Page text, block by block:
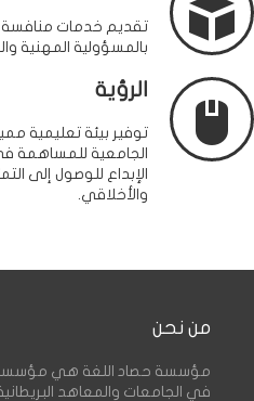
تقديم خدمات منافسة
بالمسؤولية المهنية
الرؤية
توفير بيئة تعليمية
الجامعية للمساهمة
الإبداع للوصول إلى
والأخلاقي.
من نحن
مؤسسة حصاد اللغة هي مؤسسة
في الجامعات والمعاهد